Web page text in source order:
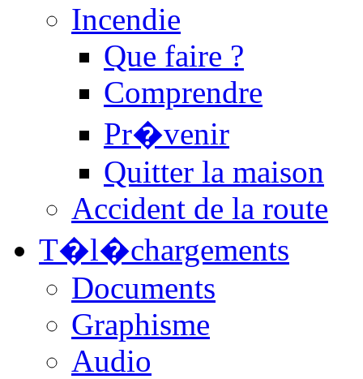
Incendie
Que faire ?
Comprendre
Pr�venir
Quitter la maison
Accident de la route
T�l�chargements
Documents
Graphisme
Audio